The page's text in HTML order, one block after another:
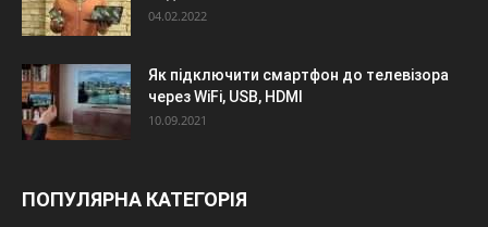
04.02.2022
Як підключити смартфон до телевізора
через WiFi, USB, HDMI
10.09.2021
ПОПУЛЯРНА КАТЕГОРІЯ